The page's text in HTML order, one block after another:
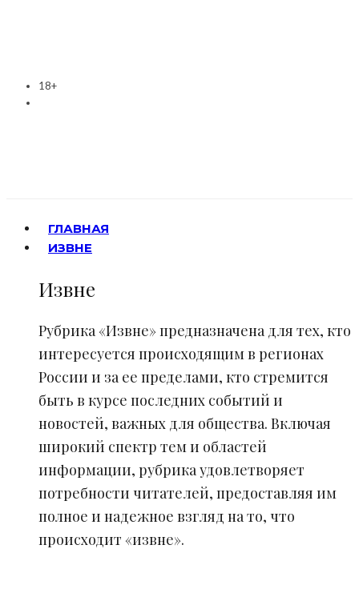
18+
ГЛАВНАЯ
ИЗВНЕ
Извне
Рубрика «Извне» предназначена для тех, кто
интересуется происходящим в регионах
России и за ее пределами, кто стремится
быть в курсе последних событий и
новостей, важных для общества. Включая
широкий спектр тем и областей
информации, рубрика удовлетворяет
потребности читателей, предоставляя им
полное и надежное взгляд на то, что
происходит «извне».